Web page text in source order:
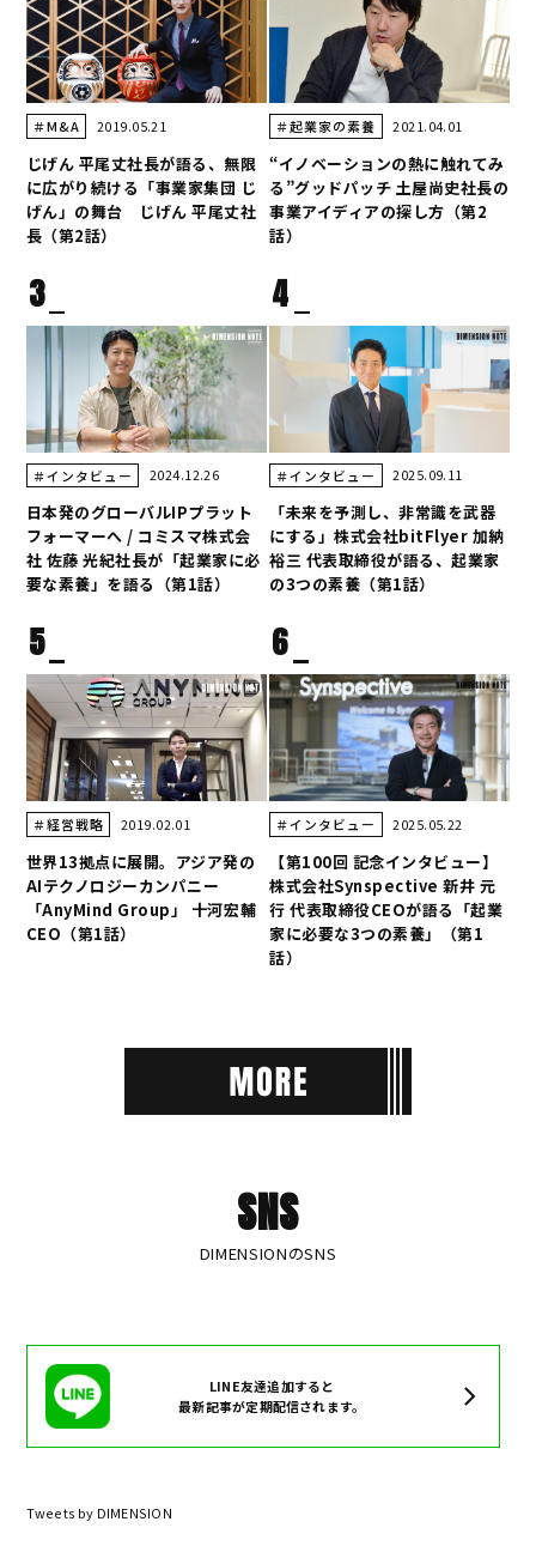
＃M&A 2019.05.21
じげん 平尾丈社長が語る、無限
に広がり続ける「事業家集団 じ
げん」の舞台 じげん 平尾丈社
長（第2話）
＃起業家の素養 2021.04.01
“イノベーションの熱に触れてみ
る”グッドパッチ 土屋尚史社長の
事業アイディアの探し方（第2
話）
3
＃インタビュー 2024.12.26
日本発のグローバルIPプラット
フォーマーへ / コミスマ株式会
社 佐藤 光紀社長が「起業家に必
要な素養」を語る（第1話）
4
＃インタビュー 2025.09.11
「未来を予測し、非常識を武器
にする」株式会社bitFlyer 加納
裕三 代表取締役が語る、起業家
の3つの素養（第1話）
5
＃経営戦略 2019.02.01
世界13拠点に展開。アジア発の
AIテクノロジーカンパニー
「AnyMind Group」 十河宏輔
CEO（第1話）
6
＃インタビュー 2025.05.22
【第100回 記念インタビュー】
株式会社Synspective 新井 元
行 代表取締役CEOが語る「起業
家に必要な3つの素養」（第1
話）
SNS
DIMENSIONのSNS
LINE友達追加すると
最新記事が定期配信されます。
Tweets by DIMENSION